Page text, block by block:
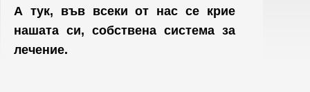
А тук, във всеки от нас се крие
нашата си, собствена система за
лечение.